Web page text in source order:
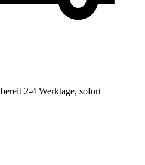
2-4 Werktage, sofort